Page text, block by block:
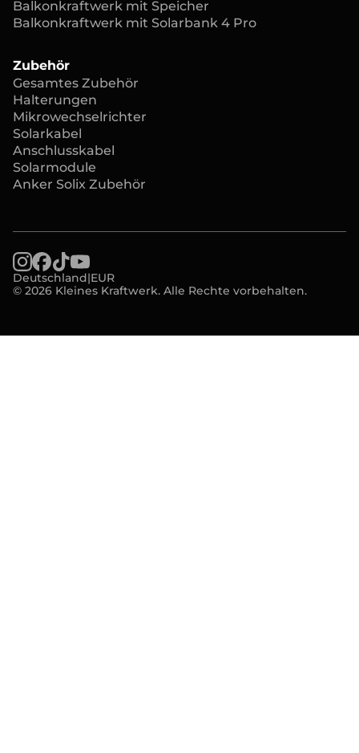
Balkonkraftwerk mit Speicher
Balkonkraftwerk mit Solarbank 4 Pro
Zubehör
Gesamtes Zubehör
Halterungen
Mikrowechselrichter
Solarkabel
Anschlusskabel
Solarmodule
Anker Solix Zubehör
© 2026 Kleines Kraftwerk. Alle Rechte vorbehalten.
Deutschland|EUR